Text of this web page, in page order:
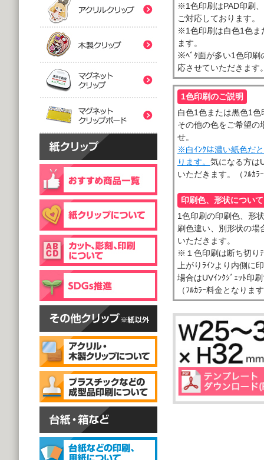
※1色印刷はPAD印刷、
ご対応しております。
※1色印刷は白色1色ま
ます。
※ﾍﾞﾀ面が多い1色印刷
応させていただきます
1色印刷のご説明
白色1色または黒色1
その他の色をご希望の
せ。
※白ｲﾝｸは濃い紙色だ
ります。 気になる方は
いただきます。（ﾌﾙｶﾗ
印刷色、形状について
1色印刷の印刷色、形
刷色違い、別形状の場
いただきます。
※１色印刷は断ち切り
上がりﾗｲﾝより内側に
場合はUVｲﾝｸｼﾞｪｯﾄ印
（ﾌﾙｶﾗｰ料金となりま
2つ折台紙付タイプ
@80.96～
(5,000個 1個あたり)
フック台紙付タイプ
@66.30～
(5,000個 1個あたり)
紙クリップマスク用
２ツ折台紙付
@80.96～
(5,000個 1個あたり)
片面タイプ
@89.60～
(1,000個 1個あたり)
台紙付片面タイプ
@129.70～
(1,000個 1個あたり)
木製クリップ印刷
片面印刷タイプ
@54.00～
(1,000個 1個あたり)
木製クリップ彫刻
片面彫刻タイプ
@59.40～
(1,000個 1個あたり)
スタンドクリップ
スタンドクリップ
マグネットクリップ
個包装(OPP入)タイプ
@121.00～
(1,000個 1個あたり)
マグネットクリップ
@164.90～
(5,000個 1個あたり)